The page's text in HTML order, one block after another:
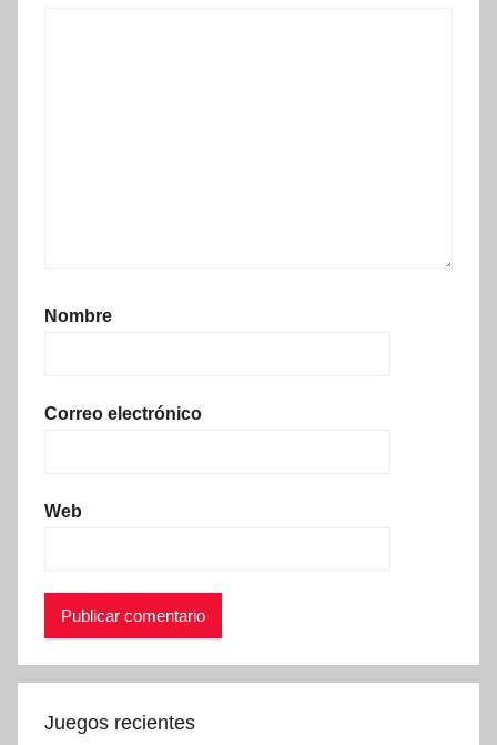
Nombre
Correo electrónico
Web
Juegos recientes